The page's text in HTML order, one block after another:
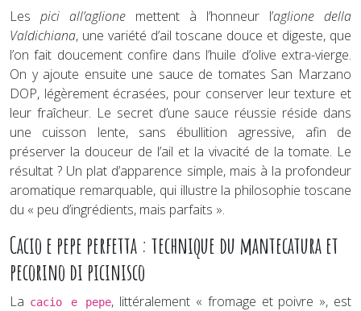
Les pici all’aglione mettent à l’honneur l’aglione della
Valdichiana, une variété d’ail toscane douce et digeste, que
l’on fait doucement confire dans l’huile d’olive extra-vierge.
On y ajoute ensuite une sauce de tomates San Marzano
DOP, légèrement écrasées, pour conserver leur texture et
leur fraîcheur. Le secret d’une sauce réussie réside dans
une cuisson lente, sans ébullition agressive, afin de
préserver la douceur de l’ail et la vivacité de la tomate. Le
résultat ? Un plat d’apparence simple, mais à la profondeur
aromatique remarquable, qui illustre la philosophie toscane
du « peu d’ingrédients, mais parfaits ».
Cacio e pepe perfetta : technique du mantecatura et
pecorino di picinisco
La cacio e pepe, littéralement « fromage et poivre », est